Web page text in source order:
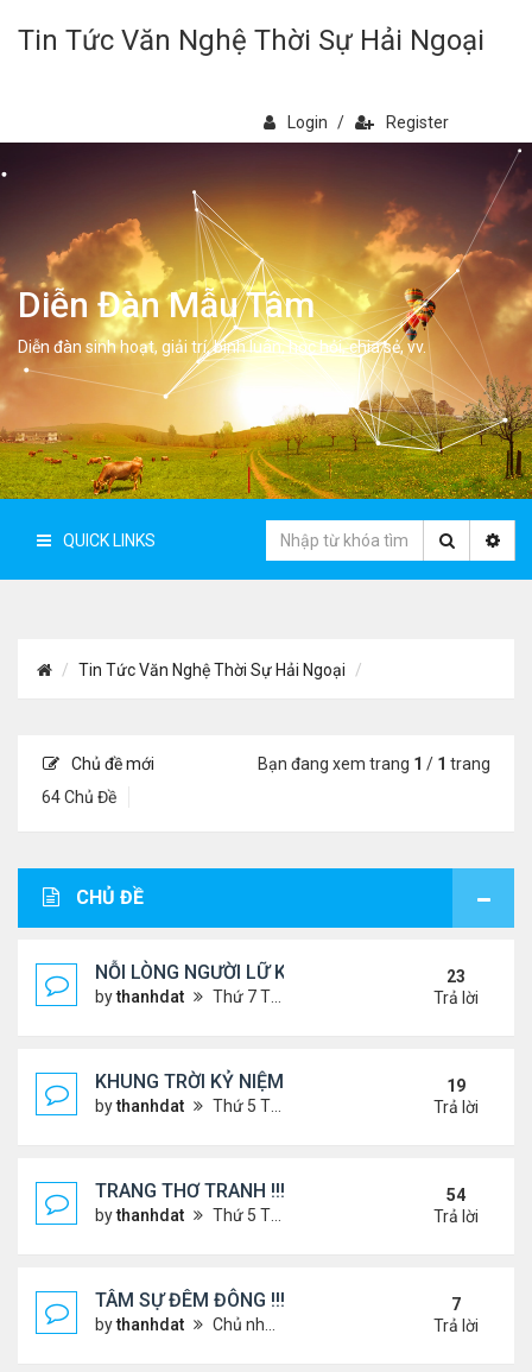
Tin Tức Văn Nghệ Thời Sự Hải Ngoại
Login / Register
Diễn Đàn Mẫu Tâm
Diễn đàn sinh hoạt, giải trí, bình luân, học hỏi, chia sẻ, vv.
QUICK LINKS
Tin Tức Văn Nghệ Thời Sự Hải Ngoại
Chủ đề mới
64 Chủ Đề
Bạn đang xem trang 1 / 1 trang
CHỦ ĐỀ
NỖI LÒNG NGƯỜI LỮ KHÁCH !!!
bythanhdat Thứ 7 Tháng 6 29, 2024 5:28 pm
23
Trả lời
KHUNG TRỜI KỶ NIỆM !
bythanhdat Thứ 5 Tháng 6 27, 2024 9:56 am
19
Trả lời
TRANG THƠ TRANH !!!
bythanhdat Thứ 5 Tháng 6 27, 2024 3:38 pm
54
Trả lời
TÂM SỰ ĐÊM ĐÔNG !!!
bythanhdat Chủ nhật Tháng 12 15, 2024 9:37 am
7
Trả lời